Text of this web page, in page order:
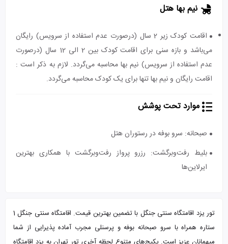
نیم بها هتل
اقامت کودک زیر 2 سال (درصورت عدم استفاده از سرویس) رایگان
می‌باشد و بازه سنی برای اقامت کودک بین 2 الی 12 سال (درصورت
عدم استفاده از سرویس) نیم بها محاسبه می‌گردد. لازم به ذکر است :
اقامت رایگان و نیم بها تنها برای یک کودک محاسبه می‌گردد.
موارد تحت پوشش
صبحانه: سرو بوفه در رستوران هتل
بلیط رفت‌وبرگشت: رزرو پرواز رفت‌وبرگشت با همکاری بهترین
ایرلاین‌ها
تور یزد اقامتگاه سنتی جنگل با تضمین بهترین قیمت. اقامتگاه سنتی جنگل 1
ستاره همراه با سرو صبحانه بوفه و پرسنلی مجرب آماده پذیرایی از شما